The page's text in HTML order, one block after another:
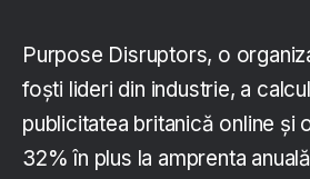
Purpose Disruptors, o
foști lideri din industrie, a
publicitatea britanică online și
32% în plus la amprenta